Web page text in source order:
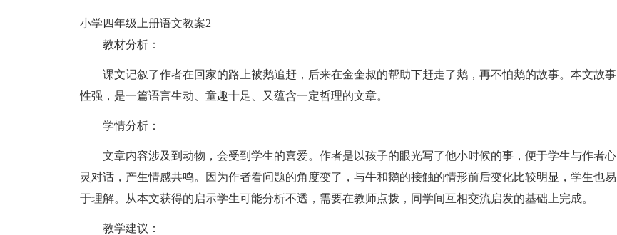
小学四年级上册语文教案2
教材分析：
课文记叙了作者在回家的路上被鹅追赶，后来在金奎叔的帮助下赶走了鹅，再不怕鹅的故事。本文故事
性强，是一篇语言生动、童趣十足、又蕴含一定哲理的文章。
学情分析：
文章内容涉及到动物，会受到学生的喜爱。作者是以孩子的眼光写了他小时候的事，便于学生与作者心
灵对话，产生情感共鸣。因为作者看问题的角度变了，与牛和鹅的接触的情形前后变化比较明显，学生也易
于理解。从本文获得的启示学生可能分析不透，需要在教师点拨，同学间互相交流启发的基础上完成。
教学建议：